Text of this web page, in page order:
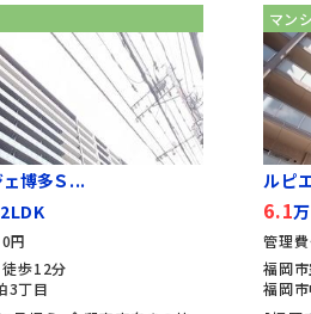
博多Ｓ...
円
歩12分
3丁目
マン
ルピ
6.1
管理
福岡
福岡